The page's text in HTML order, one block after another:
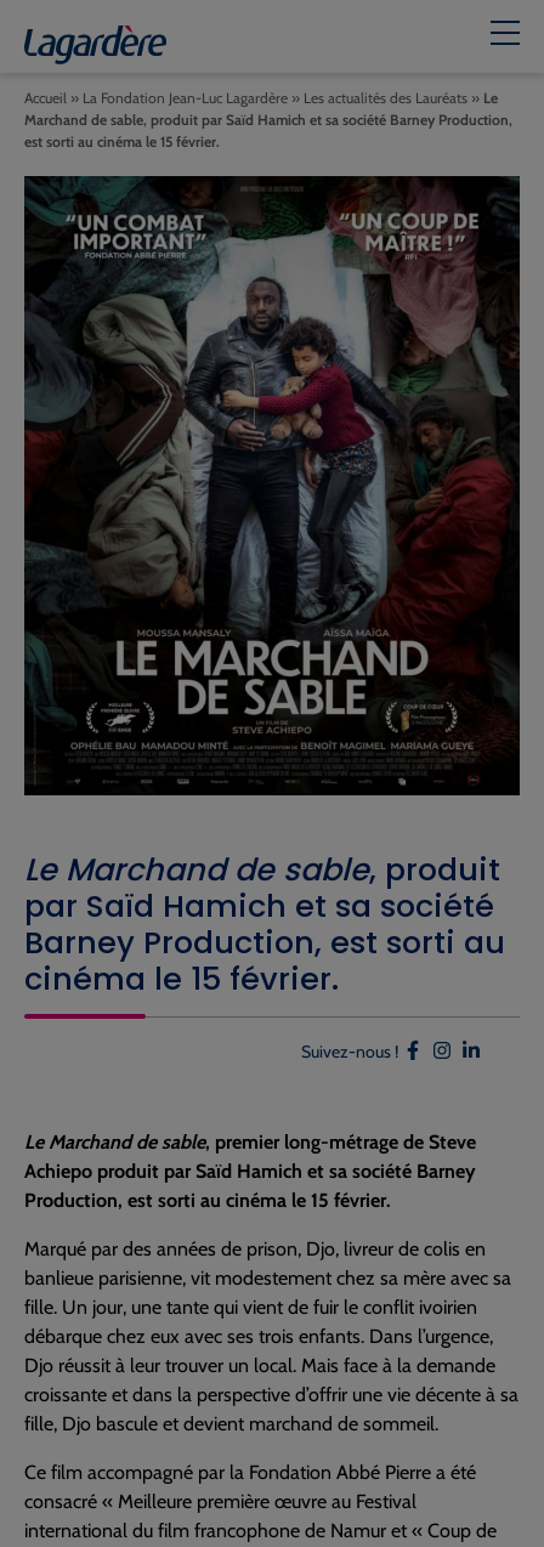
Le Marchand de sable, produit
par Saïd Hamich et sa société
Barney Production, est sorti au
cinéma le 15 février.
Accueil » La Fondation Jean-Luc Lagardère » Les actualités des Lauréats » Le
Marchand de sable, produit par Saïd Hamich et sa société Barney Production,
est sorti au cinéma le 15 février.
Suivez-nous !
Le Marchand de sable, premier long-métrage de Steve
Achiepo produit par Saïd Hamich et sa société Barney
Production, est sorti au cinéma le 15 février.
Marqué par des années de prison, Djo, livreur de colis en
banlieue parisienne, vit modestement chez sa mère avec sa
fille. Un jour, une tante qui vient de fuir le conflit ivoirien
débarque chez eux avec ses trois enfants. Dans l’urgence,
Djo réussit à leur trouver un local. Mais face à la demande
croissante et dans la perspective d’offrir une vie décente à sa
fille, Djo bascule et devient marchand de sommeil.
Ce film accompagné par la Fondation Abbé Pierre a été
consacré « Meilleure première œuvre au Festival
international du film francophone de Namur et « Coup de